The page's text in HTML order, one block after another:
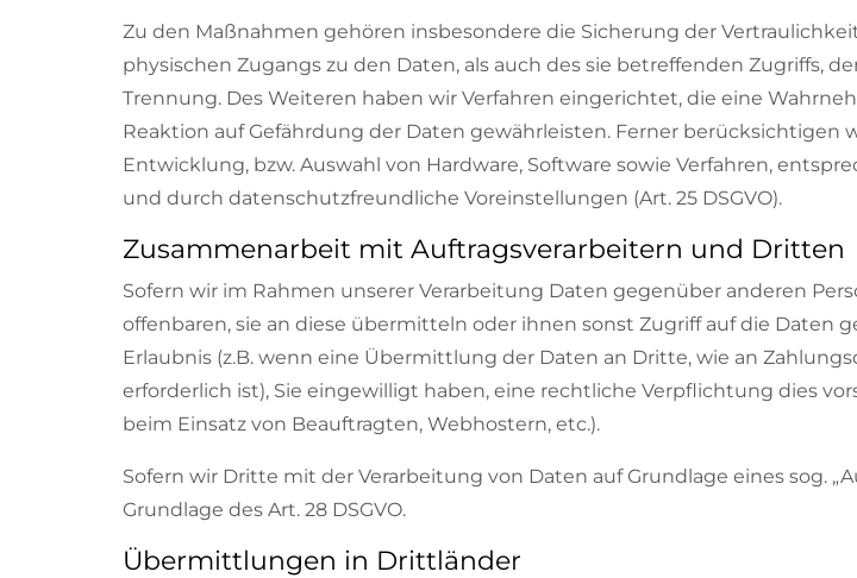
Zu den Maßnahmen gehören insbesondere die Sicherung der
physischen Zugangs zu den Daten, als auch des sie betreffenden Zugriffs,
Trennung. Des Weiteren haben wir Verfahren eingerichtet, die eine
Reaktion auf Gefährdung der Daten gewährleisten. Ferner
Entwicklung, bzw. Auswahl von Hardware, Software sowie Verfahren,
und durch datenschutzfreundliche Voreinstellungen (Art. 25 DSGVO).
Zusammenarbeit mit Auftragsverarbeitern und Dritten
Sofern wir im Rahmen unserer Verarbeitung Daten gegenüber anderen
offenbaren, sie an diese übermitteln oder ihnen sonst Zugriff auf die Daten
Erlaubnis (z.B. wenn eine Übermittlung der Daten an Dritte, wie an
erforderlich ist), Sie eingewilligt haben, eine rechtliche Verpflichtung dies
beim Einsatz von Beauftragten, Webhostern, etc.).
Sofern wir Dritte mit der Verarbeitung von Daten auf Grundlage eines sog.
Grundlage des Art. 28 DSGVO.
Übermittlungen in Drittländer